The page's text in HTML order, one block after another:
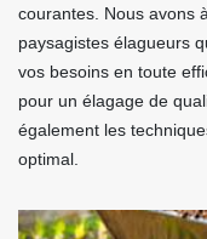
courantes. Nous avons
paysagistes élagueurs
vos besoins en toute
pour un élagage de
également les
optimal.